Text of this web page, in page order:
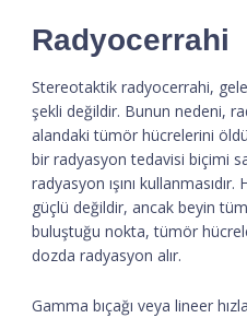
Radyocerrahi
Stereotaktik radyocerrahi,
şekli değildir. Bunun nedeni,
alandaki tümör hücrelerini
bir radyasyon tedavisi biçimi
radyasyon ışını
güçlü değildir, ancak beyin
buluştuğu nokta, tümör
dozda radyasyon alır.
Gamma bıçağı veya lineer